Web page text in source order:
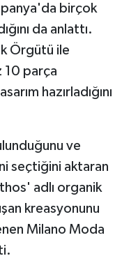
birçok
da anlattı.
Örgütü ile
10 parça
hazırladığını
ve
seçtiğini aktaran
adlı organik
kreasyonunu
Milano Moda